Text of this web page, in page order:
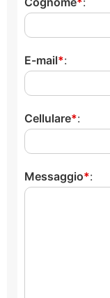
E-mail :
Cellulare :
Messaggio :